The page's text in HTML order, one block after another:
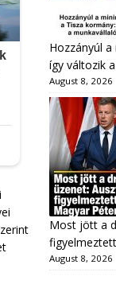
Hozzányúl
így változik
August 8, 2026
Most jött a
August 8, 2026